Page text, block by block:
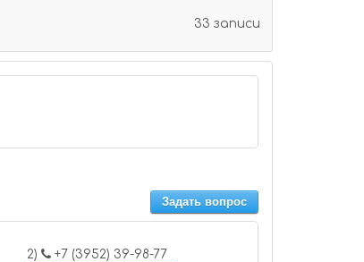
33 записи
Задать вопрос
2)
+7 (3952) 39-98-77